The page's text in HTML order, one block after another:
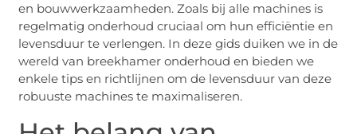
en bouwwerkzaamheden. Zoals bij alle machines is
regelmatig onderhoud cruciaal om hun efficiëntie en
levensduur te verlengen. In deze gids duiken we in de
wereld van breekhamer onderhoud en bieden we
enkele tips en richtlijnen om de levensduur van deze
robuuste machines te maximaliseren.